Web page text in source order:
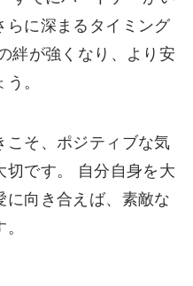
らに深まるタイミング
絆が強くなり、より安
。
こそ、ポジティブな気
切です。 自分自身を大
に向き合えば、素敵な